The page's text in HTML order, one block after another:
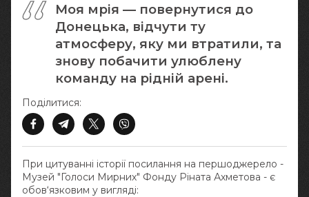
Моя мрія — повернутися до
Донецька, відчути ту
атмосферу, яку ми втратили, та
знову побачити улюблену
команду на рідній арені.
При цитуванні історії посилання на першоджерело -
Музей "Голоси Мирних" Фонду Ріната Ахметова - є
обов‘язковим у вигляді:
Поділитися: